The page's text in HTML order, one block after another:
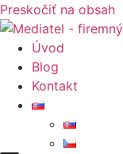
Preskočiť na obsah
Úvod
Blog
Kontakt